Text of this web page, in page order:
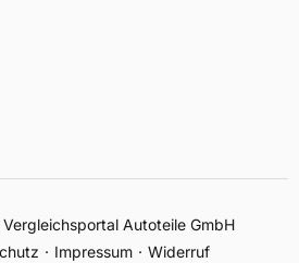
Vergleichsportal Autoteile GmbH
Impressum Widerruf